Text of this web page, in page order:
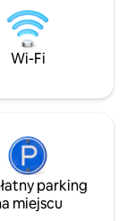
i bogatymi
drewna.
par, rodzin lub
służbowo.
Wi-Fi
parking
miejscu